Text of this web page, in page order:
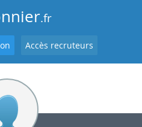
.fr
Accès recruteurs